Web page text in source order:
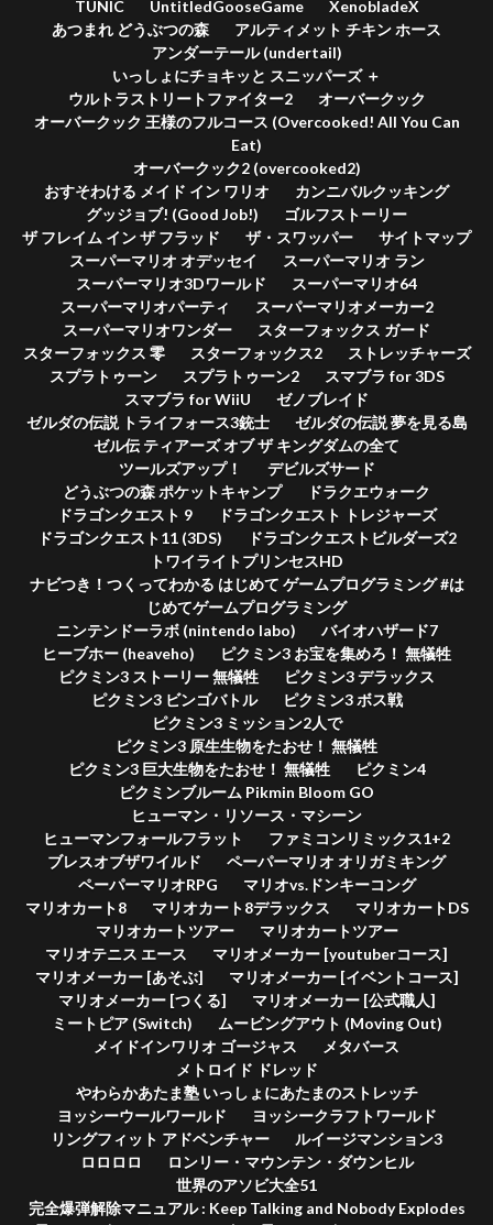
TUNIC
UntitledGooseGame
XenobladeX
あつまれ どうぶつの森
アルティメット チキン ホース
アンダーテール (undertail)
いっしょにチョキッと スニッパーズ ＋
ウルトラストリートファイター2
オーバークック
オーバークック 王様のフルコース (Overcooked! All You Can
Eat)
オーバークック2 (overcooked2)
おすそわける メイド イン ワリオ
カンニバルクッキング
グッジョブ! (Good Job!)
ゴルフストーリー
ザ フレイム イン ザ フラッド
ザ・スワッパー
サイトマップ
スーパーマリオ オデッセイ
スーパーマリオ ラン
スーパーマリオ3Dワールド
スーパーマリオ64
スーパーマリオパーティ
スーパーマリオメーカー2
スーパーマリオワンダー
スターフォックス ガード
スターフォックス 零
スターフォックス2
ストレッチャーズ
スプラトゥーン
スプラトゥーン2
スマブラ for 3DS
スマブラ for WiiU
ゼノブレイド
ゼルダの伝説 トライフォース3銃士
ゼルダの伝説 夢を見る島
ゼル伝 ティアーズ オブ ザ キングダムの全て
ツールズアップ！
デビルズサード
どうぶつの森 ポケットキャンプ
ドラクエウォーク
ドラゴンクエスト 9
ドラゴンクエスト トレジャーズ
ドラゴンクエスト11 (3DS)
ドラゴンクエストビルダーズ2
トワイライトプリンセスHD
ナビつき！つくってわかる はじめて ゲームプログラミング #は
じめてゲームプログラミング
ニンテンドーラボ (nintendo labo)
バイオハザード7
ヒーブホー (heaveho)
ピクミン3 お宝を集めろ！ 無犠牲
ピクミン3 ストーリー 無犠牲
ピクミン3 デラックス
ピクミン3 ビンゴバトル
ピクミン3 ボス戦
ピクミン3 ミッション2人で
ピクミン3 原生生物をたおせ！ 無犠牲
ピクミン3 巨大生物をたおせ！ 無犠牲
ピクミン4
ピクミンブルーム Pikmin Bloom GO
ヒューマン・リソース・マシーン
ヒューマンフォールフラット
ファミコンリミックス1+2
ブレスオブザワイルド
ペーパーマリオ オリガミキング
ペーパーマリオRPG
マリオvs.ドンキーコング
マリオカート8
マリオカート8デラックス
マリオカートDS
マリオカートツアー
マリオカートツアー
マリオテニス エース
マリオメーカー [youtuberコース]
マリオメーカー [あそぶ]
マリオメーカー [イベントコース]
マリオメーカー [つくる]
マリオメーカー [公式職人]
ミートピア (Switch)
ムービングアウト (Moving Out)
メイドインワリオ ゴージャス
メタバース
メトロイド ドレッド
やわらかあたま塾 いっしょにあたまのストレッチ
ヨッシーウールワールド
ヨッシークラフトワールド
リングフィット アドベンチャー
ルイージマンション3
ロロロロ
ロンリー・マウンテン・ダウンヒル
世界のアソビ大全51
完全爆弾解除マニュアル : Keep Talking and Nobody Explodes